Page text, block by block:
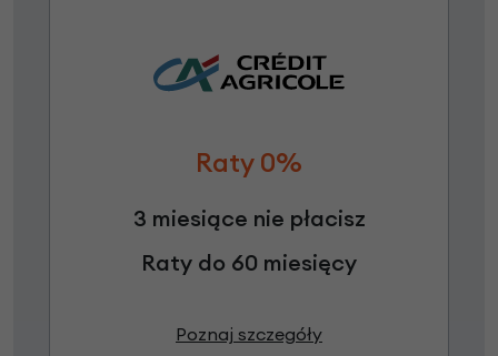
Raty 0%
3 miesiące nie płacisz
Raty do 60 miesięcy
Poznaj szczegóły